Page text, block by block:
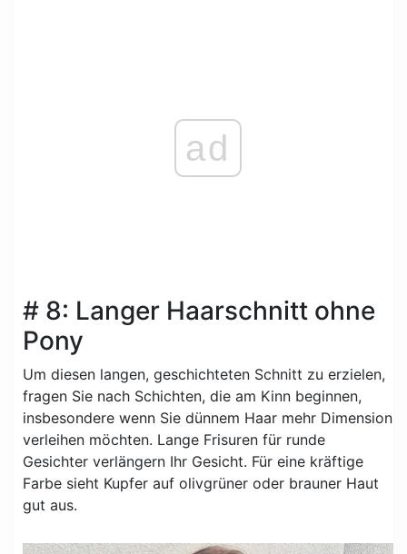
ad
# 8: Langer Haarschnitt ohne
Pony
Um diesen langen, geschichteten Schnitt zu erzielen,
fragen Sie nach Schichten, die am Kinn beginnen,
insbesondere wenn Sie dünnem Haar mehr Dimension
verleihen möchten. Lange Frisuren für runde
Gesichter verlängern Ihr Gesicht. Für eine kräftige
Farbe sieht Kupfer auf olivgrüner oder brauner Haut
gut aus.